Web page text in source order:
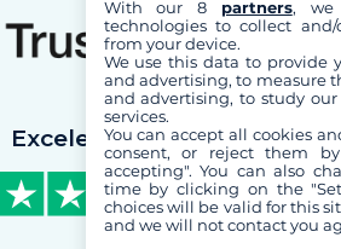
Excelente
With our 8 partners, we
technologies to collect
from your device.
We use this data to provide
and advertising, to measure
and advertising, to study
services.
You can accept all cookies
consent, or reject them
accepting". You can also
time by clicking on the
choices will be valid for this
and we will not contact you